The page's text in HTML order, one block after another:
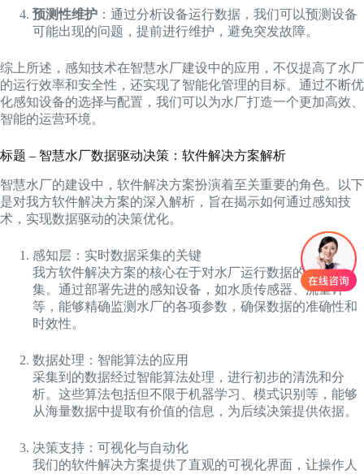
预测性维护 ：通过分析设备运行数据，我们可以预测设备
可能出现的问题，提前进行维护，避免突发故障。
综上所述，感知技术在智慧水厂建设中的应用，不仅提高了水厂
的运行效率和安全性，还实现了智能化管理的目标。通过不断优
化感知设备的选择与配置，我们可以为水厂打造一个更加高效、
智能的运营环境。
标题 – 智慧水厂数据驱动决策：软件解决方案解析
智慧水厂的建设中，软件解决方案扮演着至关重要的角色。以下
是对我方软件解决方案的深入解析，旨在揭示如何通过感知技
术，实现数据驱动的决策优化。
感知层：实时数据采集的关键
我方软件解决方案的核心在于对水厂运行数据的实时采
集。通过部署先进的感知设备，如水质传感器、流量计
等，能够精确监测水厂的各项参数，确保数据的准确性和
时效性。
数据处理：智能算法的应用
采集到的数据经过智能算法处理，进行初步的清洗和分
析。这些算法包括但不限于机器学习、模式识别等，能够
从海量数据中提取有价值的信息，为后续决策提供依据。
决策支持：可视化与自动化
我们的软件解决方案提供了直观的可视化界面，让操作人